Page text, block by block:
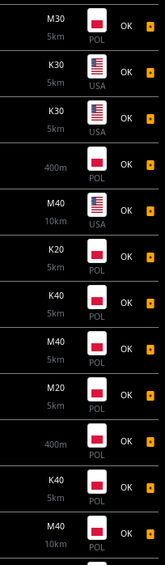
M30
5km
POL
OK
K30
5km
USA
OK
K30
5km
USA
OK
400m
POL
OK
M40
10km
USA
OK
K20
5km
POL
OK
K40
5km
POL
OK
M40
5km
POL
OK
M20
5km
POL
OK
400m
POL
OK
K40
5km
POL
OK
M40
10km
POL
OK